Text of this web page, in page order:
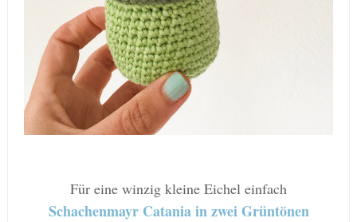
Für eine winzig kleine Eichel einfach
Schachenmayr Catania in zwei Grüntönen